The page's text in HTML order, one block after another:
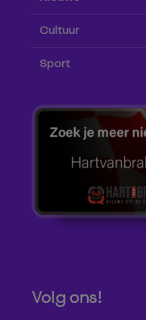
Cultuur
Sport
Volg ons!